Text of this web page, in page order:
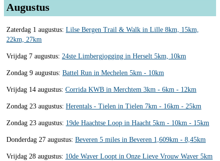
Augustus
Zaterdag 1 augustus: Lilse Bergen Trail & Walk in Lille 8km, 15km,
22km, 27km
Vrijdag 7 augustus: 24ste Limbergjogging in Herselt 5km, 10km
Zondag 9 augustus: Battel Run in Mechelen 5km - 10km
Vrijdag 14 augustus: Corrida KWB in Merchtem 3km - 6km - 12km
Zondag 23 augustus: Herentals - Tielen in Tielen 7km - 16km - 25km
Zondag 23 augustus: 19de Haachtse Loop in Haacht 5km - 10km - 15km
Donderdag 27 augustus: Beveren 5 miles in Beveren 1,609km - 8,45km
Vrijdag 28 augustus: 10de Waver Loopt in Onze Lieve Vrouw Waver 5km